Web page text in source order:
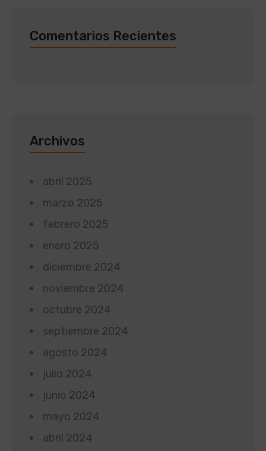
Comentarios Recientes
Archivos
abril 2025
marzo 2025
febrero 2025
enero 2025
diciembre 2024
noviembre 2024
octubre 2024
septiembre 2024
agosto 2024
julio 2024
junio 2024
mayo 2024
abril 2024